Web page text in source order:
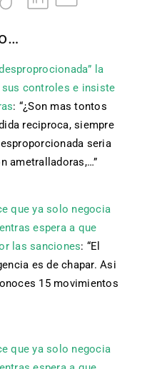
la
sus controles e insiste
: “¿Son mas tontos
reciproca, siempre
seria
ametralladoras,…”
que ya solo negocia
espera a que
las sanciones: “El
es de chapar. Asi
15 movimientos
que ya solo negocia